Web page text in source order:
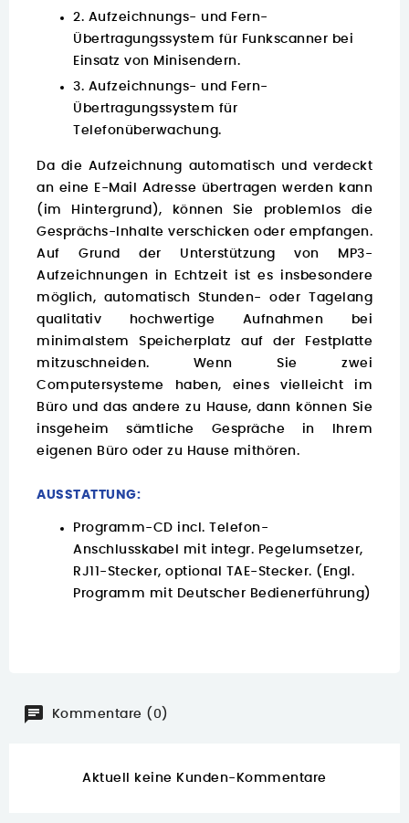
2. Aufzeichnungs- und Fern-
Übertragungssystem für Funkscanner bei
Einsatz von Minisendern.
3. Aufzeichnungs- und Fern-
Übertragungssystem für
Telefonüberwachung.
Da die Aufzeichnung automatisch und verdeckt
an eine E-Mail Adresse übertragen werden kann
(im Hintergrund), können Sie problemlos die
Gesprächs-Inhalte verschicken oder empfangen.
Auf Grund der Unterstützung von MP3-
Aufzeichnungen in Echtzeit ist es insbesondere
möglich, automatisch Stunden- oder Tagelang
qualitativ hochwertige Aufnahmen bei
minimalstem Speicherplatz auf der Festplatte
mitzuschneiden. Wenn Sie zwei
Computersysteme haben, eines vielleicht im
Büro und das andere zu Hause, dann können Sie
insgeheim sämtliche Gespräche in Ihrem
eigenen Büro oder zu Hause mithören.
AUSSTATTUNG:
Programm-CD incl. Telefon-
Anschlusskabel mit integr. Pegelumsetzer,
RJ11-Stecker, optional TAE-Stecker. (Engl.
Programm mit Deutscher Bedienerführung)
Kommentare (0)
Aktuell keine Kunden-Kommentare